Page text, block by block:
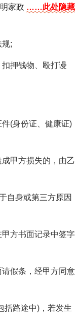
家政 ……此处隐藏
;
押钱物、殴打谩
(身份证、健康证)
甲方损失的，由乙
自身或第三方原因
方书面记录中签字
假条，经甲方同意
括路途中)，若发生